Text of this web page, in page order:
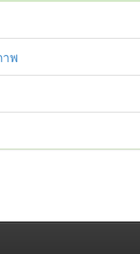
พ